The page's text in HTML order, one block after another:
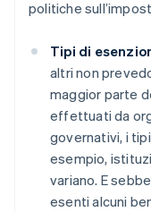
politiche
Tipi di
altri non
maggior parte
effettuati da
governativi, i
esempio,
variano. E
esenti alcuni